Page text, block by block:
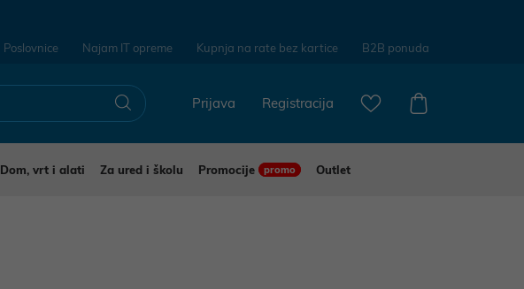
Poslovnice Najam IT opreme Kupnja na rate bez kartice B2B ponuda
Registracija
Prijava
Dom, vrt i alati Za ured i školu Promocije promo
Outlet